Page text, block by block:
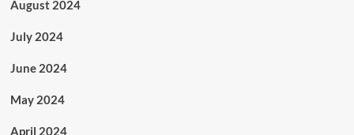
August 2024
July 2024
June 2024
May 2024
April 2024